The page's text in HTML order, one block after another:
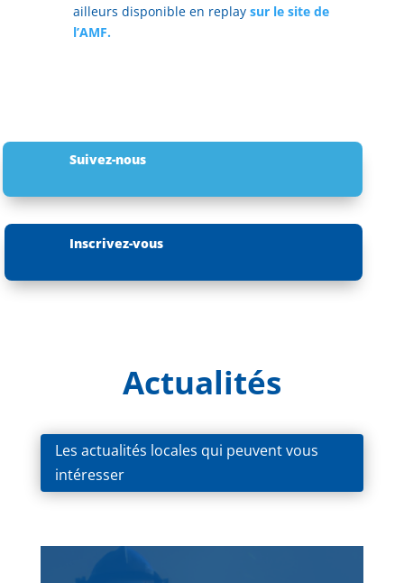
ailleurs disponible en replay sur le site de
l’AMF.
Suivez-nous
Inscrivez-vous
Actualités
Les actualités locales qui peuvent vous
intéresser